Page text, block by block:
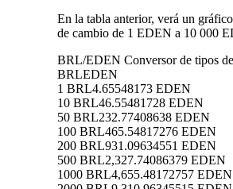
En la tabla anterior, verá un
de cambio de 1 EDEN a 10 000
BRL/EDEN Conversor de tipos
BRLEDEN
1 BRL4.65548173 EDEN
10 BRL46.55481728 EDEN
50 BRL232.77408638 EDEN
100 BRL465.54817276 EDEN
200 BRL931.09634551 EDEN
500 BRL2,327.74086379 EDEN
1000 BRL4,655.48172757 EDEN